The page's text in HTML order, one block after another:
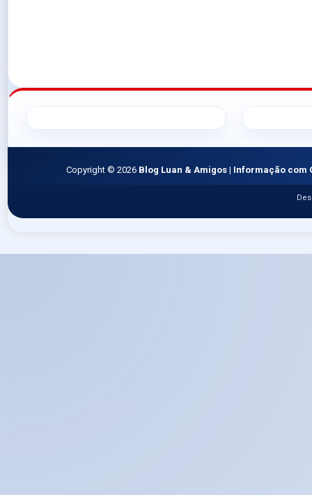
Copyright © 2026 Blog Luan & Amigos | Informação